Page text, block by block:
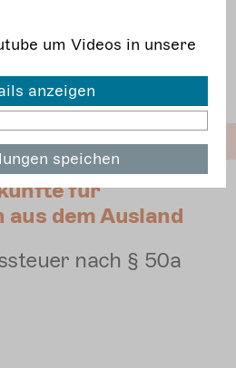
auf
wenn keine
für
dem Ausland
nach § 50a
um Videos in unsere
anzeigen
um Videos in unsere
um Videos in
speichen